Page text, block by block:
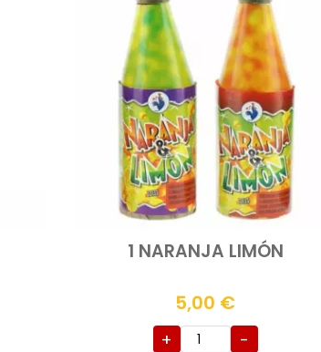
1 NARANJA LIMÓN
5,00 €
+ -